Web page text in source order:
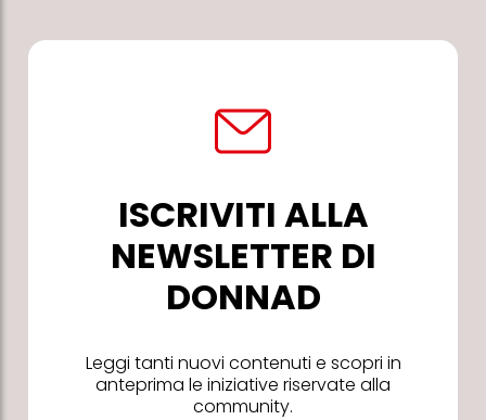
ISCRIVITI ALLA
NEWSLETTER DI
DONNAD
Leggi tanti nuovi contenuti e scopri in
anteprima le iniziative riservate alla
community.